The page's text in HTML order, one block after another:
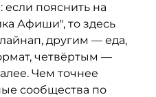
пояснить на
Афиши", то здесь
другим — еда,
четвёртым —
Чем точнее
сообщества по